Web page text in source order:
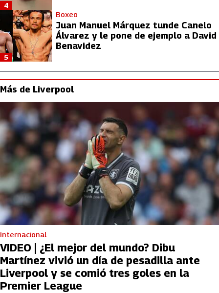
4
Boxeo
Juan Manuel Márquez tunde Canelo
Álvarez y le pone de ejemplo a David
Benavidez
5
Más de Liverpool
Internacional
VIDEO | ¿El mejor del mundo? Dibu
Martínez vivió un día de pesadilla ante
Liverpool y se comió tres goles en la
Premier League